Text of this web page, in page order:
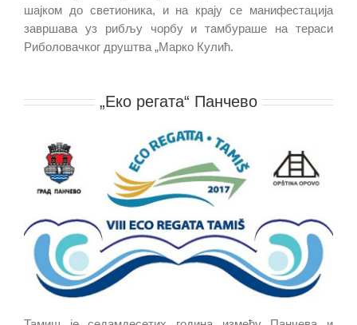
шајком до светионика, и на крају се манифестација
завршава уз рибљу чорбу и тамбураше на тераси
Риболовачког друштва „Марко Кулић.
„Еко регата“ Панчево